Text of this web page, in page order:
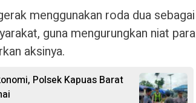
menggunakan roda dua sebagai
guna mengurungkan niat para
aksinya.
Polsek Kapuas Barat